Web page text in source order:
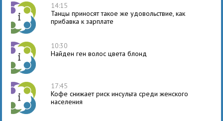
14:15
Танцы приносят такое же удовольствие, как
прибавка к зарплате
10:30
Найден ген волос цвета блонд
17:45
Кофе снижает риск инсульта среди женского
населения